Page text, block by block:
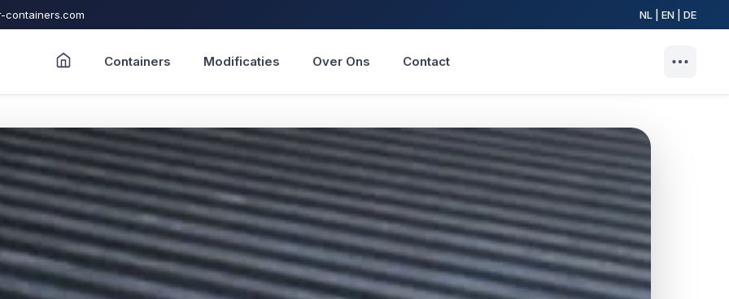
NL | EN | DE
Containers Modificaties Over Ons Contact